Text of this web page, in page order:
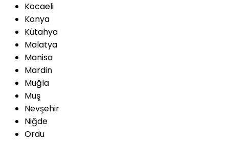
Kocaeli
Konya
Kütahya
Malatya
Manisa
Mardin
Muğla
Muş
Nevşehir
Niğde
Ordu